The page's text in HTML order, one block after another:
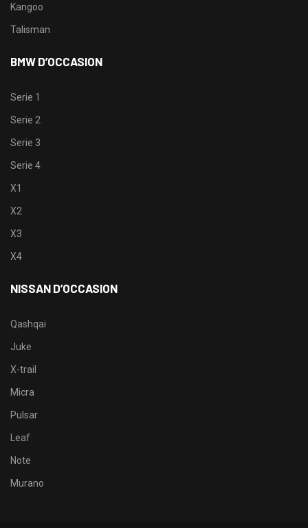
Kangoo
Talisman
BMW D’OCCASION
Serie 1
Serie 2
Serie 3
Serie 4
X1
X2
X3
X4
NISSAN D’OCCASION
Qashqai
Juke
X-trail
Micra
Pulsar
Leaf
Note
Murano